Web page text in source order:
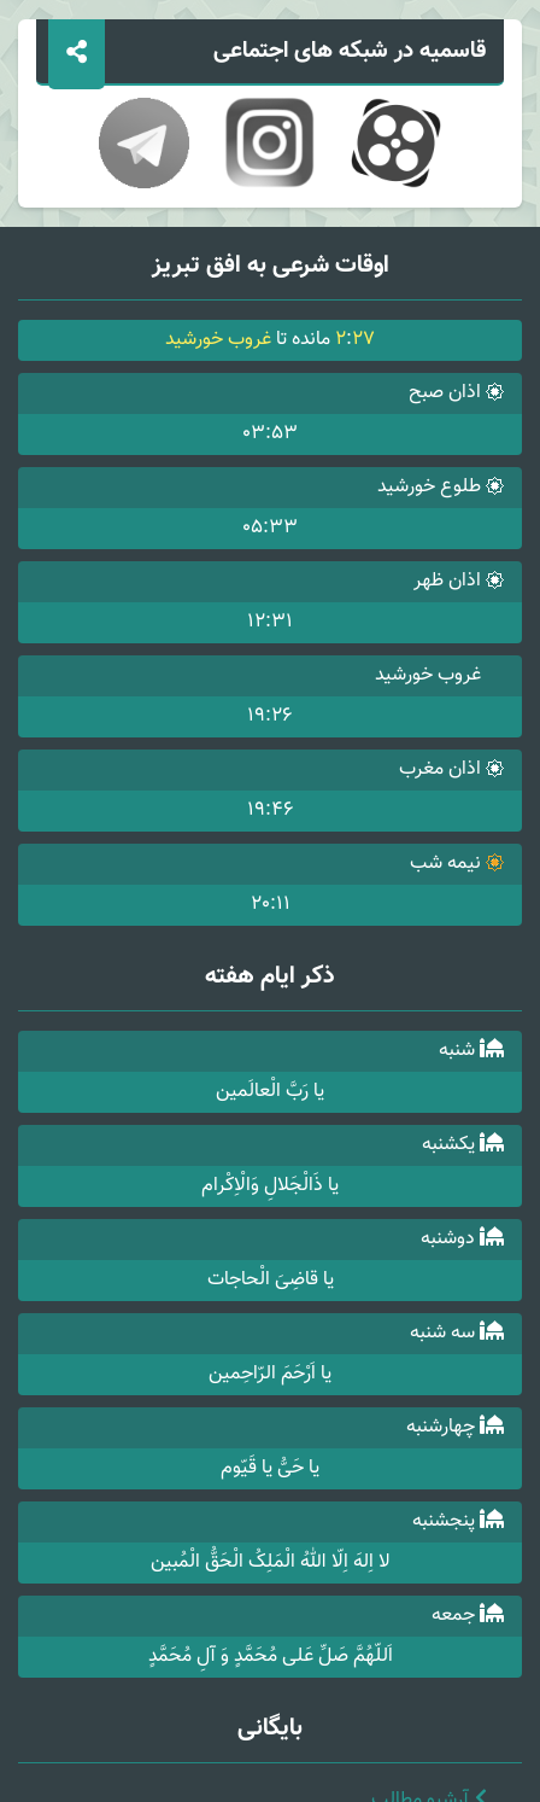
قاسمیه در شبکه های اجتماعی
اوقات شرعی به افق تبریز
2:27 مانده تا غروب خورشید
اذان صبح
03:53
طلوع خورشید
05:33
اذان ظهر
12:31
غروب خورشید
19:26
اذان مغرب
19:46
نیمه شب
20:11
ذکر ایام هفته
شنبه
یا رَبَّ الْعالَمین
یکشنبه
یا ذَالْجَلالِ وَالْاِکْرام
دوشنبه
یا قاضِیَ الْحاجات
سه شنبه
یا اَرْحَمَ الرّاحِمین
چهارشنبه
یا حَیُّ یا قَیّوم
پنجشنبه
لا اِلهَ اِلّا اللهُ الْمَلِکُ الْحَقُّ الْمُبین
جمعه
اَللّهُمَّ صَلِّ عَلی مُحَمَّدٍ وَ آلِ مُحَمَّدٍ
بایگانی